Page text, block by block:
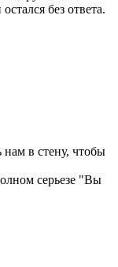
без ответа.
в стену, чтобы
серьезе "Вы